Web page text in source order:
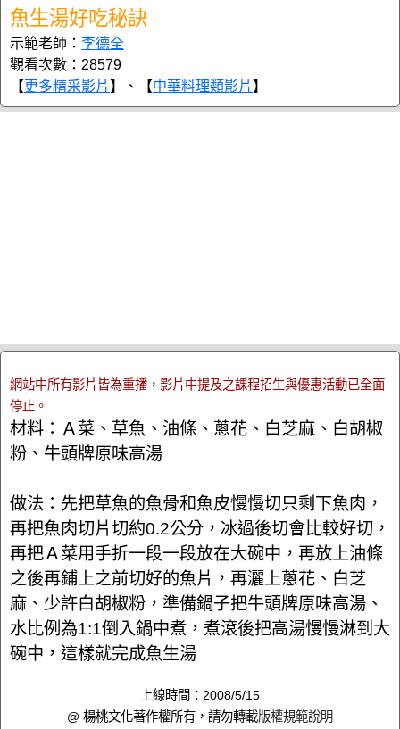
魚生湯好吃秘訣
示範老師： 李德全
觀看次數：28579
【更多精采影片 】、【中華料理類影片 】
網站中所有影片皆為重播，影片中提及之課程招生與優惠活動已全面
停止。
材料：Ａ菜、草魚、油條、蔥花、白芝麻、白胡椒
粉、牛頭牌原味高湯
做法：先把草魚的魚骨和魚皮慢慢切只剩下魚肉，
再把魚肉切片切約0.2公分，冰過後切會比較好切，
再把Ａ菜用手折一段一段放在大碗中，再放上油條
之後再鋪上之前切好的魚片，再灑上蔥花、白芝
麻、少許白胡椒粉，準備鍋子把牛頭牌原味高湯、
水比例為1:1倒入鍋中煮，煮滾後把高湯慢慢淋到大
碗中，這樣就完成魚生湯
上線時間：2008/5/15
@ 楊桃文化著作權所有，請勿轉載版權規範說明